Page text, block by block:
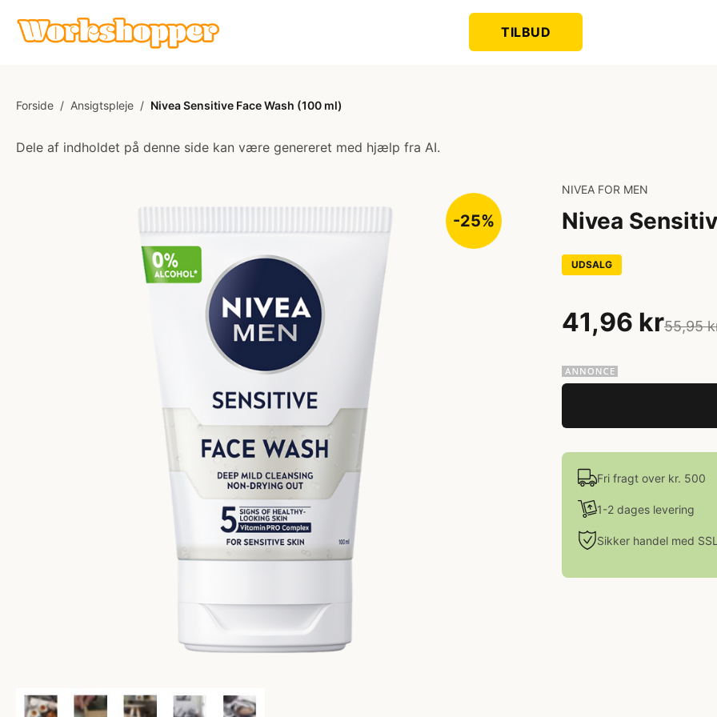
TILBUD
Forside / Ansigtspleje / Nivea Sensitive Face Wash (100 ml)
Dele af indholdet på denne side kan være genereret med hjælp fra AI.
-25%
NIVEA FOR MEN
Nivea
UDSALG
41,96 kr55,95
Fri fragt over kr. 500
1-2 dages levering
Sikker handel med SSL